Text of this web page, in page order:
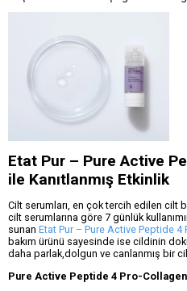
Etat Pur – Pure Active
ile Kanıtlanmış Etkinlik
Cilt serumları, en çok tercih edilen cilt
cilt serumlarına göre 7 günlük
sunan Etat Pur – Pure Active Peptide 4
bakım ürünü sayesinde ise cildinin
daha parlak,dolgun ve canlanmış bir
Pure Active Peptide 4 Pro-Collagen